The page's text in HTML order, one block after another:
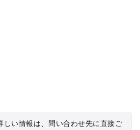
しい情報は、問い合わせ先に直接ご